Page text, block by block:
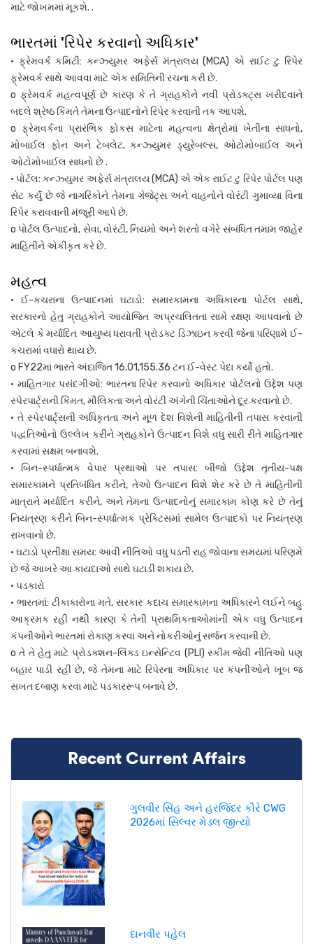
માટે જોખમમાં મૂકશે. .
ભારતમાં 'રિપેર કરવાનો અધિકાર'
• ફ્રેમવર્ક કમિટી: કન્ઝ્યુમર અફેર્સ મંત્રાલય (MCA) એ રાઈટ ટુ રિપેર
ફ્રેમવર્ક સાથે આવવા માટે એક સમિતિની રચના કરી છે.
o ફ્રેમવર્ક મહત્વપૂર્ણ છે કારણ કે તે ગ્રાહકોને નવી પ્રોડક્ટ્સ ખરીદવાને
બદલે શ્રેષ્ઠ કિંમતે તેમના ઉત્પાદનોને રિપેર કરવાની તક આપશે.
o ફ્રેમવર્કના પ્રારંભિક ફોકસ માટેના મહત્વના ક્ષેત્રોમાં ખેતીના સાધનો,
મોબાઈલ ફોન અને ટેબલેટ, કન્ઝ્યુમર ડ્યુરેબલ્સ, ઓટોમોબાઈલ અને
ઓટોમોબાઈલ સાધનો છે .
• પોર્ટલ: કન્ઝ્યુમર અફેર્સ મંત્રાલય (MCA) એ એક રાઈટ ટુ રિપેર પોર્ટલ પણ
સેટ કર્યું છે જે નાગરિકોને તેમના ગેજેટ્સ અને વાહનોને વોરંટી ગુમાવ્યા વિના
રિપેર કરાવવાની મંજૂરી આપે છે.
o પોર્ટલ ઉત્પાદનો, સેવા, વોરંટી, નિયમો અને શરતો વગેરે સંબંધિત તમામ જાહેર
માહિતીને એકીકૃત કરે છે.
મહત્વ
• ઈ-કચરાના ઉત્પાદનમાં ઘટાડો: સમારકામના અધિકારના પોર્ટલ સાથે,
સરકારનો હેતુ ગ્રાહકોને આયોજિત અપ્રચલિતતા સામે રક્ષણ આપવાનો છે
એટલે કે મર્યાદિત આયુષ્ય ધરાવતી પ્રોડક્ટ ડિઝાઇન કરવી જેના પરિણામે ઈ-
કચરામાં વધારો થાય છે.
o FY22માં ભારતે અંદાજિત 16,01,155.36 ટન ઈ-વેસ્ટ પેદા કર્યો હતો.
• માહિતગાર પસંદગીઓ: ભારતના રિપેર કરવાનો અધિકાર પોર્ટલનો ઉદ્દેશ પણ
સ્પેરપાર્ટ્સની કિંમત, મૌલિકતા અને વોરંટી અંગેની ચિંતાઓને દૂર કરવાનો છે.
• તે સ્પેરપાર્ટ્સની અધિકૃતતા અને મૂળ દેશ વિશેની માહિતીની તપાસ કરવાની
પદ્ધતિઓનો ઉલ્લેખ કરીને ગ્રાહકોને ઉત્પાદન વિશે વધુ સારી રીતે માહિતગાર
કરવામાં સક્ષમ બનાવશે.
• બિન-સ્પર્ધાત્મક વેપાર પ્રથાઓ પર તપાસ: બીજો ઉદ્દેશ તૃતીય-પક્ષ
સમારકામને પ્રતિબંધિત કરીને, તેઓ ઉત્પાદન વિશે શેર કરે છે તે માહિતીની
માત્રાને મર્યાદિત કરીને, અને તેમના ઉત્પાદનોનું સમારકામ કોણ કરે છે તેનું
નિયંત્રણ કરીને બિન-સ્પર્ધાત્મક પ્રેક્ટિસમાં સામેલ ઉત્પાદકો પર નિયંત્રણ
રાખવાનો છે.
• ઘટાડો પ્રતીક્ષા સમય: આવી નીતિઓ વધુ પડતી રાહ જોવાના સમયમાં પરિણમે
છે જે આખરે આ કાયદાઓ સાથે ઘટાડી શકાય છે.
• પડકારો
• ભારતમાં: ટીકાકારોના મતે, સરકાર કદાચ સમારકામના અધિકારને લઈને બહુ
આક્રમક રહી નથી કારણ કે તેની પ્રાથમિકતાઓમાંની એક વધુ ઉત્પાદન
કંપનીઓને ભારતમાં રોકાણ કરવા અને નોકરીઓનું સર્જન કરવાની છે.
o તે તે હેતુ માટે પ્રોડક્શન-લિંક્ડ ઇન્સેન્ટિવ (PLI) સ્કીમ જેવી નીતિઓ પણ
બહાર પાડી રહી છે, જે તેમના માટે રિપેરના અધિકાર પર કંપનીઓને ખૂબ જ
સખત દબાણ કરવા માટે પડકારરૂપ બનાવે છે.
Recent Current Affairs
ગુલવીર સિંહ અને હરજિંદર કૌરે CWG
2026માં સિલ્વર મેડલ જીત્યો
દાનવીર પહેલ